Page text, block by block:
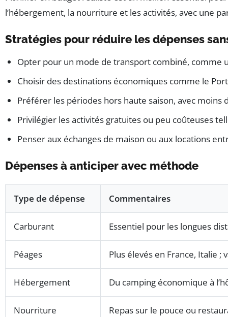
l’hébergement, la nourriture et les activités, avec une
Stratégies pour réduire les dépenses
Opter pour un mode de transport combiné, comme
Choisir des destinations économiques comme le
Préférer les périodes hors haute saison, avec
Privilégier les activités gratuites ou peu coûteuses
Penser aux échanges de maison ou aux locations
Dépenses à anticiper avec méthode
Type de dépense Commentaires
Carburant Essentiel pour les longues
Péages Plus élevés en France, Italie ;
Hébergement Du camping économique à
Nourriture Repas sur le pouce ou